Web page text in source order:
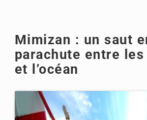
Mimizan : un saut
parachute entre les
et l’océan